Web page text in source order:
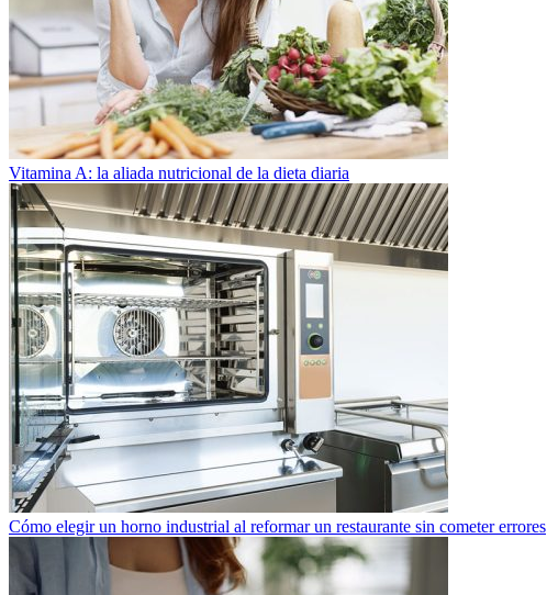
Vitamina A: la aliada nutricional de la dieta diaria
Cómo elegir un horno industrial al reformar un restaurante sin cometer errores